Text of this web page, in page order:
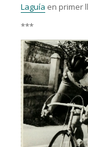
Laguía en primer
***